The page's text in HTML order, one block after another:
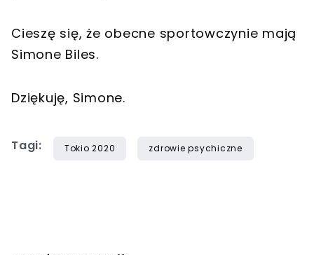
Cieszę się, że obecne sportowczynie mają
Simone Biles.
Dziękuję, Simone.
Tagi: Tokio 2020 zdrowie psychiczne